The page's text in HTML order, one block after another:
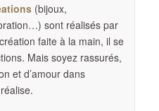
(bijoux,
sont réalisés par
faite à la main, il se
Mais soyez rassurés,
et d’amour dans